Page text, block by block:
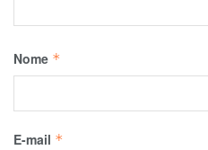
Nome *
E-mail *